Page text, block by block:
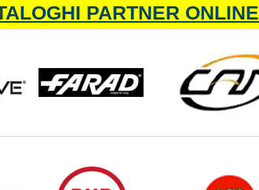
PARTNER ONLINE